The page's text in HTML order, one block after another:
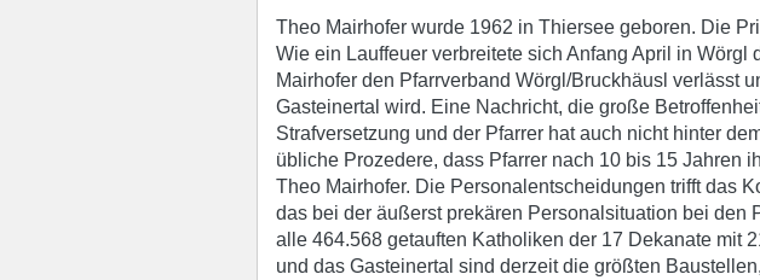
Theo Mairhofer wurde 1962 in Thiersee geboren. Die
Wie ein Lauffeuer verbreitete sich Anfang April in Wörgl
Mairhofer den Pfarrverband Wörgl/Bruckhäusl verlässt
Gasteinertal wird. Eine Nachricht, die große
Strafversetzung und der Pfarrer hat auch nicht hinter
übliche Prozedere, dass Pfarrer nach 10 bis 15 Jahren
Theo Mairhofer. Die Personalentscheidungen trifft das
das bei der äußerst prekären Personalsituation bei den
alle 464.568 getauften Katholiken der 17 Dekanate mit
und das Gasteinertal sind derzeit die größten